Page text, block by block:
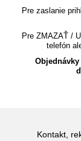
Pre zaslanie
Pre ZMAZAŤ /
telefón
Kontakt,